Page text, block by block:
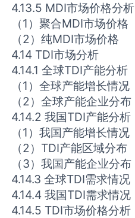
4.13.5 MDI市场价格分析
（1）聚合MDI市场价格
（2）纯MDI市场价格
4.14 TDI市场分析
4.14.1 全球TDI产能分析
（1）全球产能增长情况
（2）全球产能企业分布
4.14.2 我国TDI产能分析
（1）我国产能增长情况
（2）TDI产能区域分布
（3）我国产能企业分布
4.14.3 全球TDI需求情况
4.14.4 我国TDI需求情况
4.14.5 TDI市场价格分析